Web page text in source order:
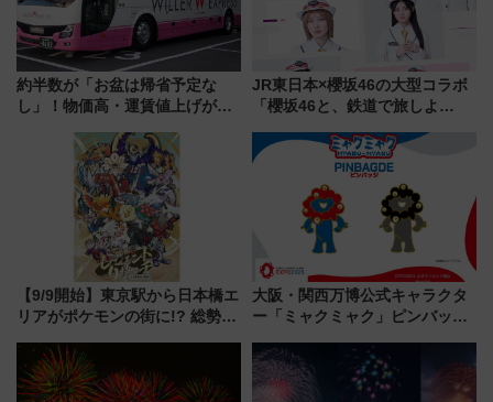
約半数が「お盆は帰省予定な
し」！物価高・運賃値上げが財
りたいけど……【WILLER お盆
帰省動向調査】
JR東日本×櫻坂46の大型コラボ
「櫻坂46と、鉄道で旅しよ
潟・長野・庄内へ
【9/9開始】東京駅から日本橋エ
リアがポケモンの街に!? 総勢
リサーチ」本格謎解き・グッズ
情報まとめ
大阪・関西万博公式キャラクタ
ー「ミャクミャク」ピンバッジ
中旬発売